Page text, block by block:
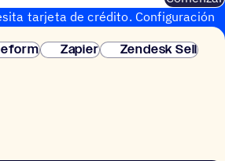
tarjeta de crédito. Configuración
Zapier Zendesk Sell